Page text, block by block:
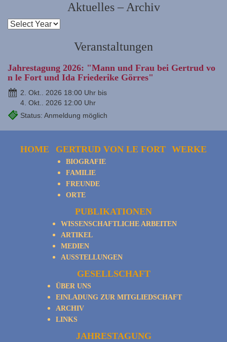
Aktuelles – Archiv
Veranstaltungen
Jahrestagung 2026: "Mann und Frau bei Gertrud vo
n le Fort und Ida Friederike Görres"
2. Okt.. 2026 18:00 Uhr bis
4. Okt.. 2026 12:00 Uhr
Status: Anmeldung möglich
HOME GERTRUD VON LE FORT
BIOGRAFIE
FAMILIE
FREUNDE
ORTE
WERKE
PUBLIKATIONEN
WISSENSCHAFTLICHE ARBEITEN
ARTIKEL
MEDIEN
AUSSTELLUNGEN
GESELLSCHAFT
ÜBER UNS
EINLADUNG ZUR MITGLIEDSCHAFT
ARCHIV
LINKS
JAHRESTAGUNG